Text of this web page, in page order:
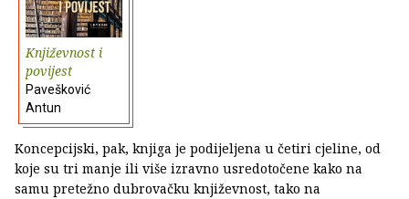
Književnost i
povijest
Pavešković
Antun
Koncepcijski, pak, knjiga je podijeljena u četiri cjeline, od
koje su tri manje ili više izravno usredotočene kako na
samu pretežno dubrovačku književnost, tako na